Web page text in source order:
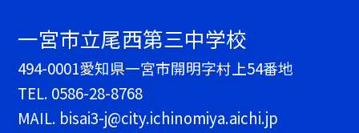
一宮市立尾西第三中学校
494-0001愛知県一宮市開明字村上54番地
TEL. 0586-28-8768
MAIL. bisai3-j@city.ichinomiya.aichi.jp